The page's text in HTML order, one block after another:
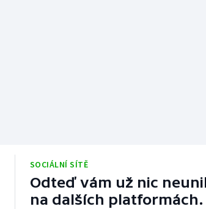
SOCIÁLNÍ SÍTĚ
Odteď vám už nic
na dalších platformách.